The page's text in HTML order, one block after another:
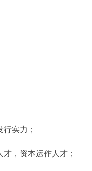
实力；
，资本运作人才；